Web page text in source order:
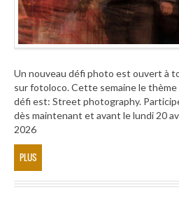
Un nouveau défi photo est ouvert à
sur fotoloco. Cette semaine le thème
défi est: Street photography.
dès maintenant et avant le lundi 20
2026
PLUS